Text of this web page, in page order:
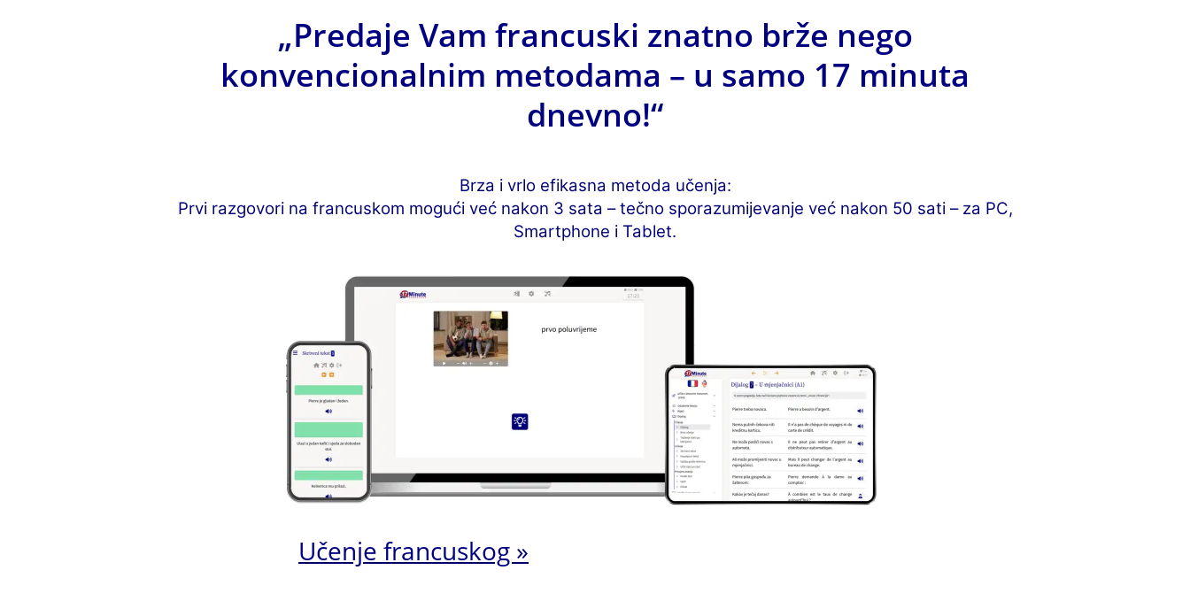
„Predaje Vam francuski znatno brže nego
konvencionalnim metodama – u samo 17 minuta
dnevno!“
Brza i vrlo efikasna metoda učenja:
Prvi razgovori na francuskom mogući već nakon 3 sata – tečno sporazumijevanje već nakon 50 sati – za PC,
Smartphone i Tablet.
Učenje francuskog »